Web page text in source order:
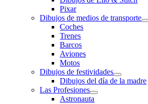
Pixar
Dibujos de medios de transporte
Coches
Trenes
Barcos
Aviones
Motos
Dibujos de festividades
Dibujos del día de la madre
Las Profesiones
Astronauta